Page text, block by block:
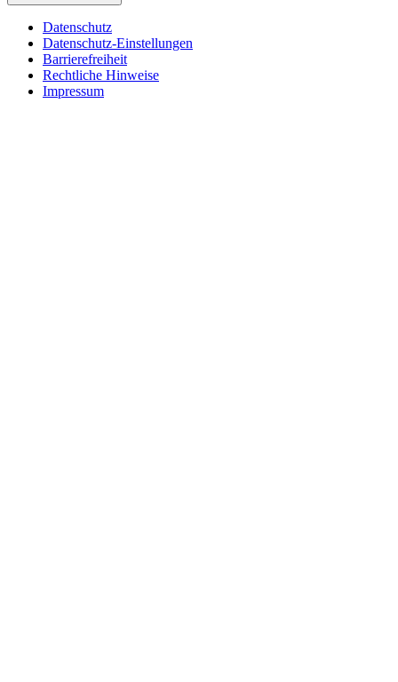
Datenschutz
Datenschutz-Einstellungen
Barrierefreiheit
Rechtliche Hinweise
Impressum